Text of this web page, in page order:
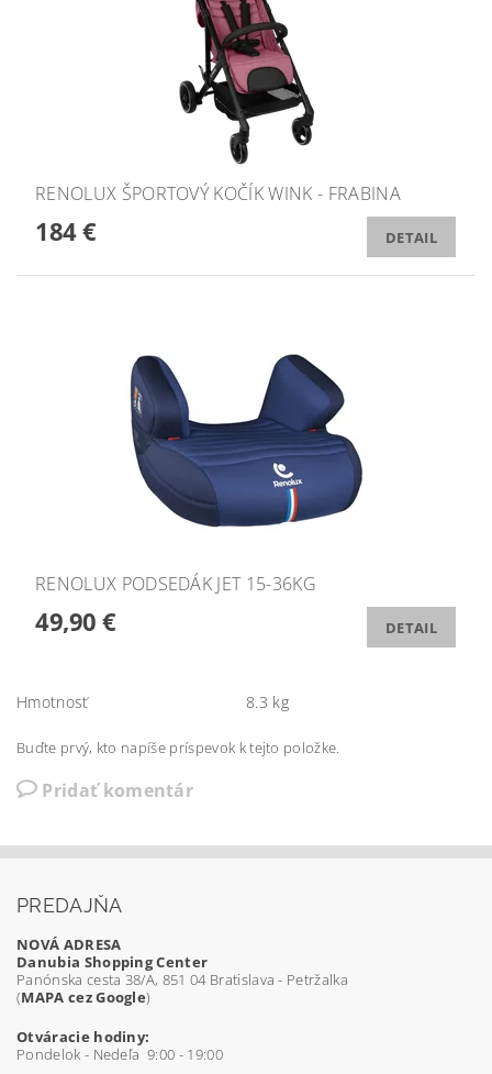
RENOLUX ŠPORTOVÝ KOČÍK WINK - FRABINA
184 € DETAIL
RENOLUX PODSEDÁK JET 15-36KG
49,90 € DETAIL
Hmotnosť 8.3 kg
Buďte prvý, kto napíše príspevok k tejto položke.
Pridať komentár
PREDAJŇA
NOVÁ ADRESA
Danubia Shopping Center
Panónska cesta 38/A, 851 04 Bratislava - Petržalka
(MAPA cez Google)
Otváracie hodiny:
Pondelok - Nedeľa 9:00 - 19:00